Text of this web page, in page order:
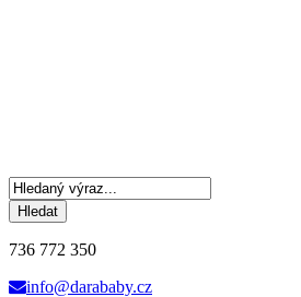
Hledat
736 772 350
info@darababy.cz